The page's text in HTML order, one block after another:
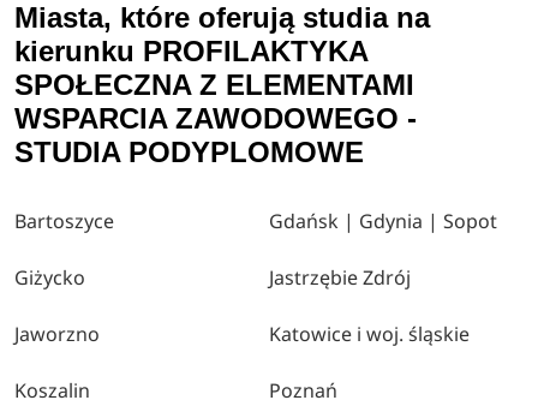
Miasta, które oferują studia na
kierunku PROFILAKTYKA
SPOŁECZNA Z ELEMENTAMI
WSPARCIA ZAWODOWEGO -
STUDIA PODYPLOMOWE
Bartoszyce Gdańsk | Gdynia | Sopot
Giżycko Jastrzębie Zdrój
Jaworzno Katowice i woj. śląskie
Koszalin Poznań